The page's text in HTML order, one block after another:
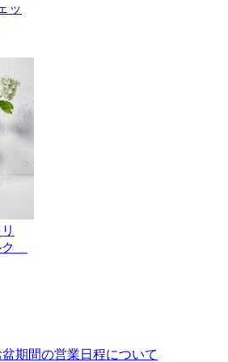
ッ
ク
盆期間の営業日程について